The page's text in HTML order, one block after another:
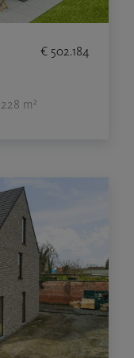
€ 502.184
228 m²